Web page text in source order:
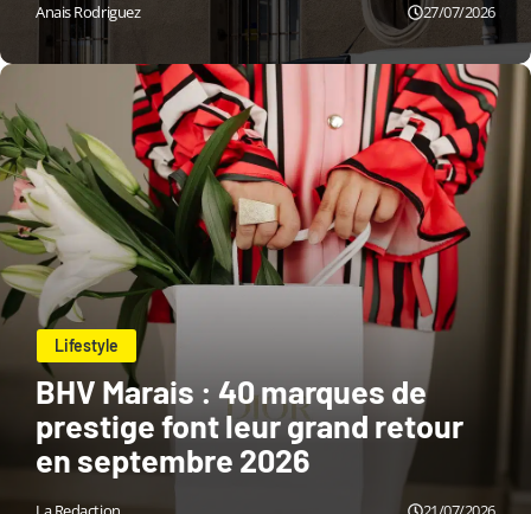
Anais Rodriguez 27/07/2026
Lifestyle
BHV Marais : 40 marques de
prestige font leur grand retour
en septembre 2026